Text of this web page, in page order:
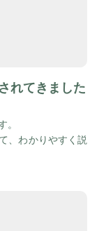
れてきました
。
、わかりやすく説